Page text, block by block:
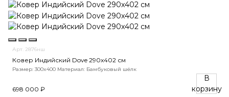
Арт. 2876нш
Ковер Индийский Dove 290x402 см
Размер: 300x400 Материал: Бамбуковый шёлк
698 000 ₽
В
корзину